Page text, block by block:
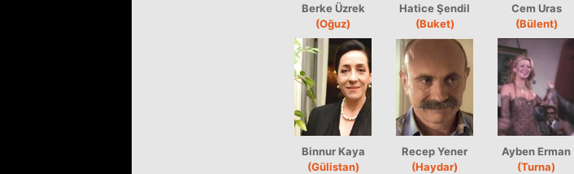
Berke Üzrek
(Oğuz)
Hatice Şendil
(Buket)
Cem Uras
(Bülent)
Binnur Kaya
(Gülistan)
Recep Yener
(Haydar)
Ayben Erman
(Turna)